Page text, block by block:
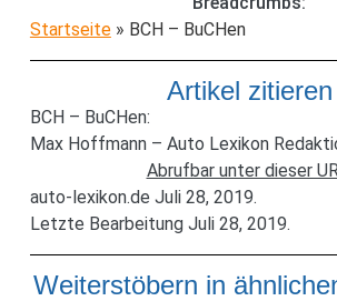
Startseite» BCH – BuCHen
Artikel zitieren
BCH – BuCHen:
Max Hoffmann – Auto Lexikon
Abrufbar unter dieser
auto-lexikon.de Juli 28, 2019.
Letzte Bearbeitung Juli 28, 2019.
Weiterstöbern in